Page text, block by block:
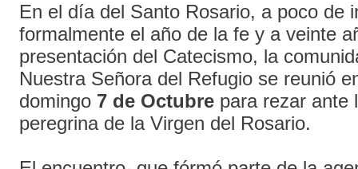
En el día del Santo Rosario, a poco de
formalmente el año de la fe y a veinte
presentación del Catecismo, la
Nuestra Señora del Refugio se reunió
domingo 7 de Octubre para rezar ante
peregrina de la Virgen del Rosario.